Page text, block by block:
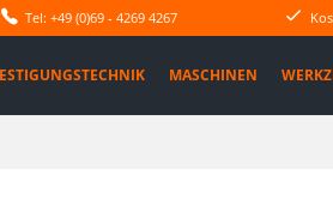
Tel: +49 (0)69 - 4269 4267
MASCHINEN